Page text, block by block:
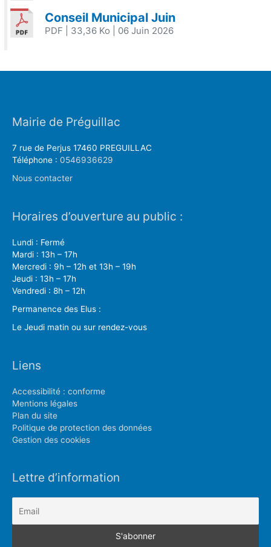
Conseil Municipal Juin
PDF | 33,36 Ko | 06 Juin 2026
Mairie de Préguillac
7 rue de Perjus 17460 PREGUILLAC
Téléphone : 0546936629
Nous contacter
Horaires d’ouverture au public :
Lundi : Fermé
Mardi : 13h – 17h
Mercredi : 9h – 12h et 13h – 19h
Jeudi : 13h – 17h
Vendredi : 8h – 12h
Permanence des Elus :
Le Jeudi matin ou sur rendez-vous
Liens
Accessibilité : conforme
Mentions légales
Plan du site
Politique de protection des données
Gestion des cookies
Lettre d’information